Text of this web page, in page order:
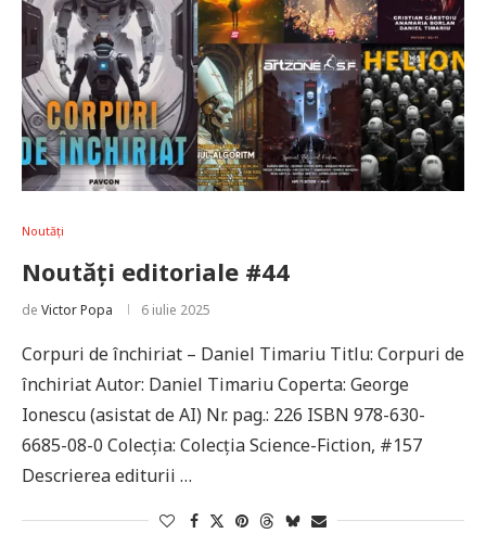
Noutăți
Noutăți editoriale #44
de Victor Popa 6 iulie 2025
Corpuri de închiriat – Daniel Timariu Titlu: Corpuri de
închiriat Autor: Daniel Timariu Coperta: George
Ionescu (asistat de AI) Nr. pag.: 226 ISBN 978-630-
6685-08-0 Colecţia: Colecţia Science-Fiction, #157
Descrierea editurii …